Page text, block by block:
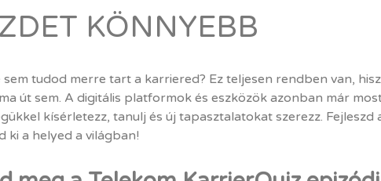
KÖNNYEBB
sem tudod merre tart a karriered? Ez teljesen rendben van,
út sem. A digitális platformok és eszközök azonban már
kísérletezz, tanulj és új tapasztalatokat szerezz.
ki a helyed a világban!